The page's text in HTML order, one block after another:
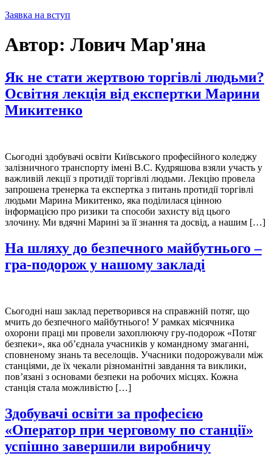
Заявка на вступ
Автор: Лович Мар'яна
Як не стати жертвою торгівлі людьми?
Освітня лекція від експертки Марини
Микитенко
Сьогодні здобувачі освіти Київського професійного коледжу
залізничного транспорту імені В.С. Кудряшова взяли участь у
важливій лекції з протидії торгівлі людьми. Лекцію провела
запрошена тренерка та експертка з питань протидії торгівлі
людьми Марина Микитенко, яка поділилася цінною
інформацією про ризики та способи захисту від цього
злочину. Ми вдячні Марині за її знання та досвід, а нашим […]
На шляху до безпечного майбутнього –
гра-подорож у нашому закладі
Сьогодні наш заклад перетворився на справжній потяг, що
мчить до безпечного майбутнього! У рамках місячника
охорони праці ми провели захоплюючу гру-подорож «Потяг
безпеки», яка об’єднала учасників у командному змаганні,
сповненому знань та веселощів. Учасники подорожували між
станціями, де їх чекали різноманітні завдання та виклики,
пов’язані з основами безпеки на робочих місцях. Кожна
станція стала можливістю […]
Здобувачі освіти за професією
«Оператор при черговому по станції»
успішно завершили виробничу